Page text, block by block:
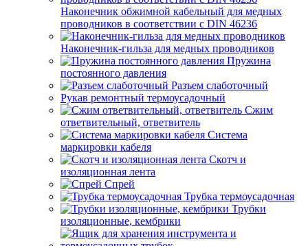
Наконечник обжимной кабельный для медных
проводников в соответствии с DIN 46236
Наконечник-гильза для медных проводников
Пружина
постоянного давления
Разъем слаботочный
Рукав ремонтный термоусадочный
Сжим
ответвительный, ответвитель
Система
маркировки кабеля
Скотч и
изоляционная лента
Спрей
Трубка термоусадочная
Трубки
изоляционные, кембрики